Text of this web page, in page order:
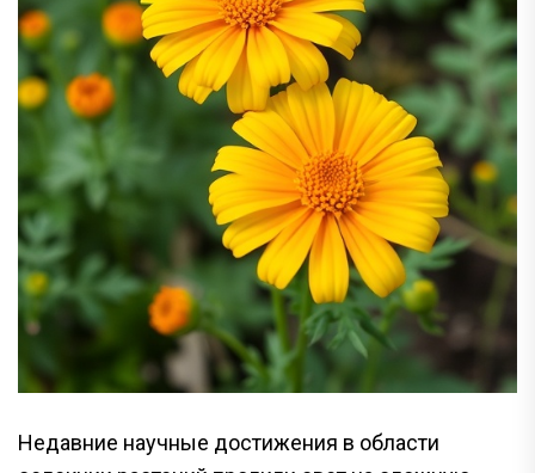
Недавние научные достижения в области